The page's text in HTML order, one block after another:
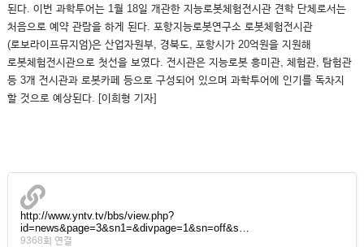
된다. 이번 과학투어는 1월 18일 개관한 지능로봇체험전시관 견학 단체로서는
처음으로 예약 관람을 하게 된다. 포항지능로봇연구소 로봇체험전시관
(로보라이프뮤지엄)은 산업자원부, 경북도, 포항시가 20억원을 지원해
로봇체험전시관으로 첫선을 보였다. 전시관은 지능로봇 흥미관, 체험관, 탐험관
등 3개 전시관과 로봇카페 등으로 구성되어 있으며 과학투어에 인기를 독차지
할 것으로 예상된다. [이희형 기자]
http://www.yntv.tv/bbs/view.php?
id=news&page=3&sn1=&divpage=1&sn=off&s…
9368회 연결